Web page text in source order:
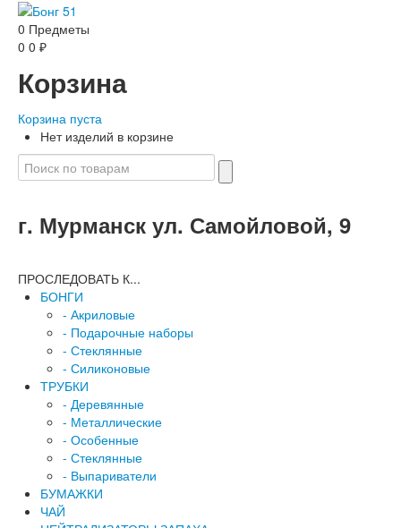
0 Предметы
0 0 ₽
Корзина
Корзина пуста
Нет изделий в корзине
г. Мурманск ул. Самойловой, 9
ПРОСЛЕДОВАТЬ К...
БОНГИ
- Акриловые
- Подарочные наборы
- Стеклянные
- Силиконовые
ТРУБКИ
- Деревянные
- Металлические
- Особенные
- Стеклянные
- Выпариватели
БУМАЖКИ
ЧАЙ